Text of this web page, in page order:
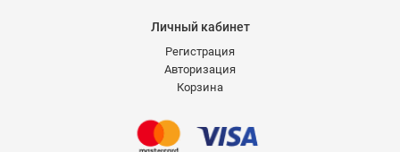
Личный кабинет
Регистрация
Авторизация
Корзина